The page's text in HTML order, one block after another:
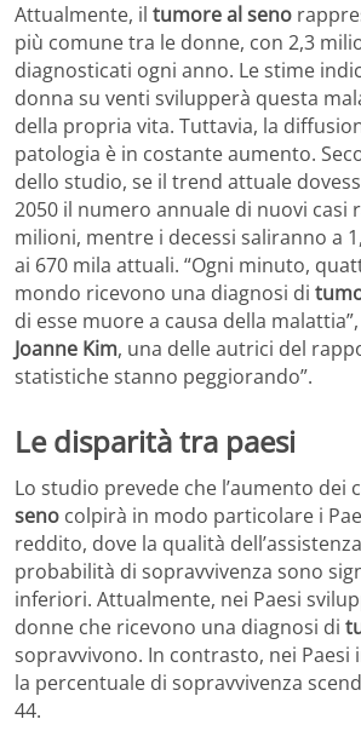
Attualmente, il tumore al seno
più comune tra le donne, con 2,3
diagnosticati ogni anno. Le stime
donna su venti svilupperà questa
della propria vita. Tuttavia, la
patologia è in costante aumento.
dello studio, se il trend attuale
2050 il numero annuale di nuovi casi
milioni, mentre i decessi saliranno a
ai 670 mila attuali. “Ogni minuto,
mondo ricevono una diagnosi di
di esse muore a causa della
Joanne Kim, una delle autrici del
statistiche stanno peggiorando”.
Le disparità tra paesi
Lo studio prevede che l’aumento dei
seno colpirà in modo particolare i
reddito, dove la qualità
probabilità di sopravvivenza sono
inferiori. Attualmente, nei Paesi
donne che ricevono una diagnosi di
sopravvivono. In contrasto, nei Paesi
la percentuale di sopravvivenza
44.